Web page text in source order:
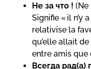
Не за что ! (Ne
Signifie « il n’y
relativise la
qu’elle allait de
entre amis que
Всегда рад(а)